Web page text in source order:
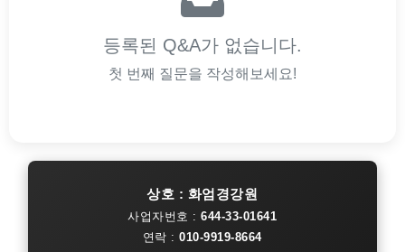
등록된 Q&A가 없습니다.
첫 번째 질문을 작성해보세요!
상호 : 화엄경강원
사업자번호 :644-33-01641
연락 :010-9919-8664